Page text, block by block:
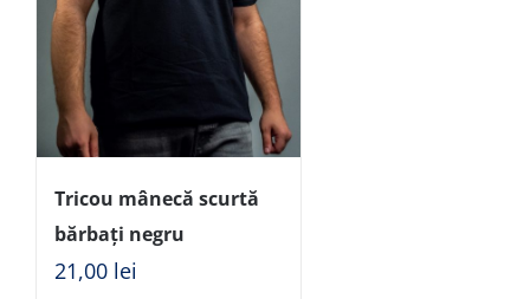
Tricou mânecă scurtă
bărbați negru
21,00 lei